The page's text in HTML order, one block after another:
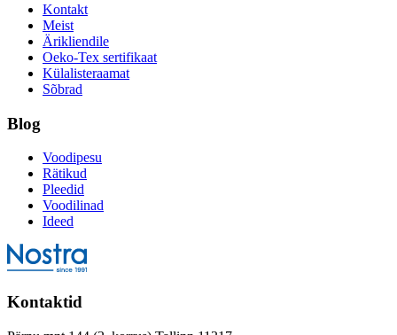
Kontakt
Meist
Ärikliendile
Oeko-Tex sertifikaat
Külalisteraamat
Sõbrad
Blog
Voodipesu
Rätikud
Pleedid
Voodilinad
Ideed
Kontaktid